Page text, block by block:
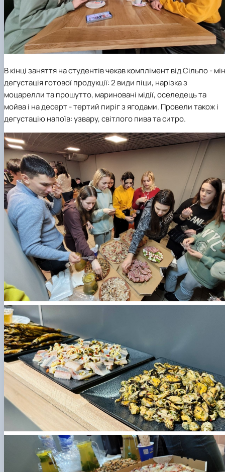
В кінці заняття на студентів чекав комплімент від Сільпо -
дегустація готової продукції: 2 види піци, нарізка з
моцарелли та прошутто, мариновані мідії, оселедець та
мойва і на десерт - тертий пиріг з ягодами. Провели також і
дегустацію напоїв: узвару, світлого пива та ситро.